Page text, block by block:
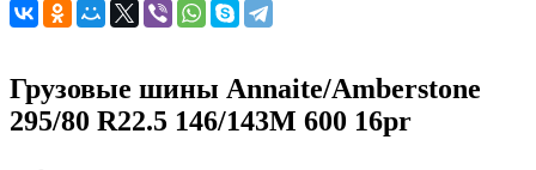
Грузовые шины Annaite/Amberstone
295/80 R22.5 146/143M 600 16pr